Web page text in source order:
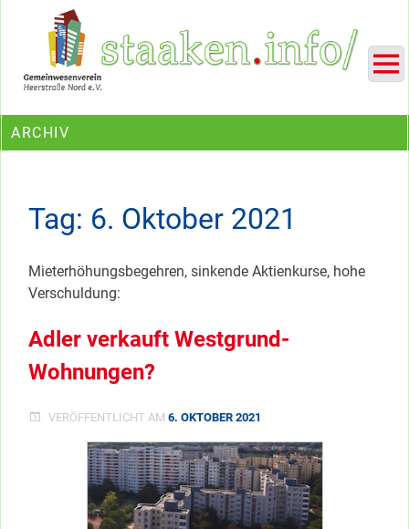
Ein Projekt des Gemeinwesenvereins Heerstraße Nord
ARCHIV
Tag: 6. Oktober 2021
Mieterhöhungsbegehren, sinkende Aktienkurse, hohe
Verschuldung:
Adler verkauft Westgrund-
Wohnungen?
VERÖFFENTLICHT AM 6. OKTOBER 2021